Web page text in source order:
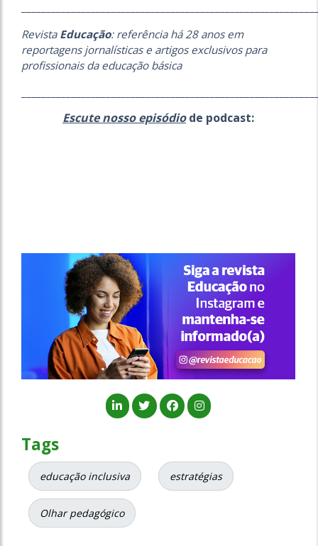
Revista Educação: referência há 28 anos em
reportagens jornalísticas e artigos exclusivos para
profissionais da educação básica
Escute nosso episódiode podcast:
Tags
educação inclusiva estratégias
Olhar pedagógico